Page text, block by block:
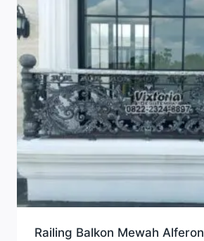
Railing Balkon Mewah Alferon